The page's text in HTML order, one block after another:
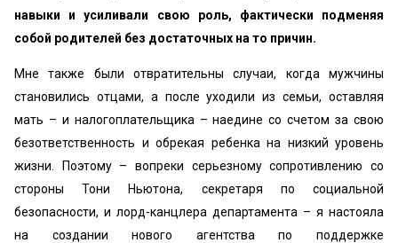
навыки и усиливали свою роль, фактически подменяя
собой родителей без достаточных на то причин.
Мне также были отвратительны случаи, когда мужчины
становились отцами, а после уходили из семьи, оставляя
мать – и налогоплательщика – наедине со счетом за свою
безответственность и обрекая ребенка на низкий уровень
жизни. Поэтому – вопреки серьезному сопротивлению со
стороны Тони Ньютона, секретаря по социальной
безопасности, и лорд-канцлера департамента – я настояла
на создании нового агентства по поддержке